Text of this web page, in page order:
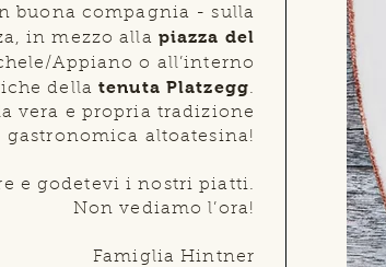
buona compagnia - sulla
in mezzo alla piazza del
Appiano o all’interno
dellatenuta Platzegg.
vera e propria tradizione
gastronomica altoatesina!
e godetevi i nostri piatti.
Non vediamo l’ora!
Famiglia Hintner